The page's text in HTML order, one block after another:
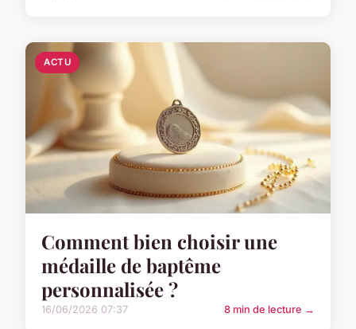
ACTU
Comment bien choisir une
médaille de baptême
personnalisée ?
16/06/2026 07:37 8 min de lecture →